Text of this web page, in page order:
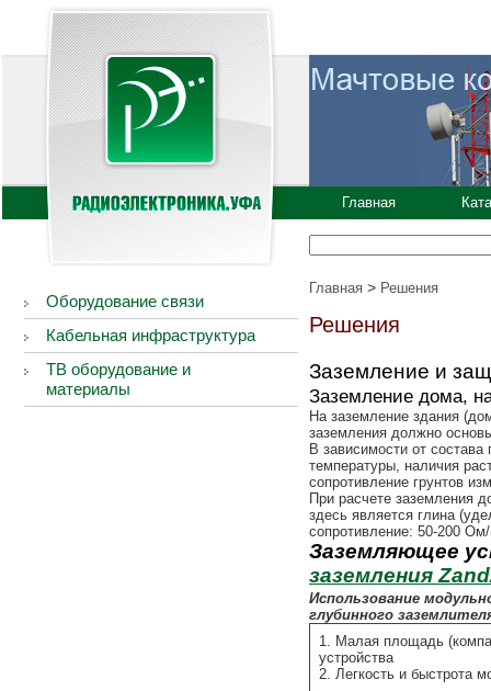
Главная
Оборудование связи
Кабельная инфраструктура
ТВ оборудование и
материалы
Главная > Решения
Решения
Заземление и
Заземление дома,
На заземление здания
заземления должно
В зависимости от состава
температуры, наличия
сопротивление грунтов
При расчете заземления
здесь является глина
сопротивление: 50-200
Заземляющее
заземления
Использование
глубинного
1. Малая площадь
устройства
2. Легкость и быстрота